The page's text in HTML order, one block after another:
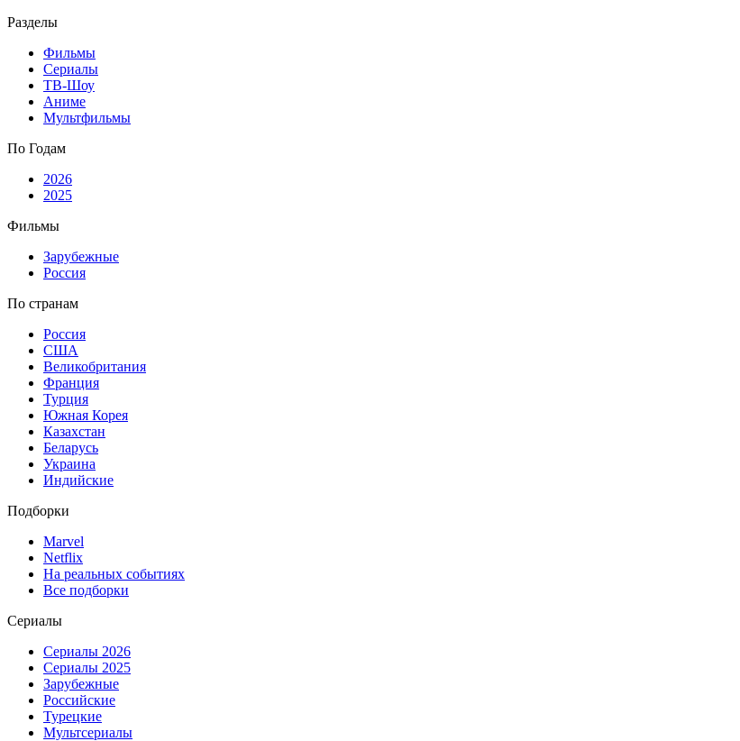
Разделы
Фильмы
Сериалы
ТВ-Шоу
Аниме
Мультфильмы
По Годам
2026
2025
Фильмы
Зарубежные
Россия
По странам
Россия
США
Великобритания
Франция
Турция
Южная Корея
Казахстан
Беларусь
Украина
Индийские
Подборки
Marvel
Netflix
На реальных событиях
Все подборки
Сериалы
Сериалы 2026
Сериалы 2025
Зарубежные
Российские
Турецкие
Мультсериалы